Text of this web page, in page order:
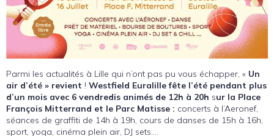
Parmi les actualités à Lille qui n’ont pas pu vous échapper, « Un
air d’été » revient ! Westfield Euralille fête l’été pendant plus
d’un mois avec 6 vendredis animés de 12h à 20h sur la Place
François Mitterrand et le Parc Matisse : concerts à l’Aeronef,
séances de graffiti de 14h à 19h, cours de danses de 15h à 16h,
sport, yoga, cinéma plein air, DJ sets….